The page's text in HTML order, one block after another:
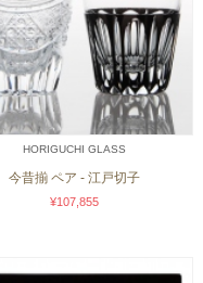
HORIGUCHI GLASS
今昔揃 ペア - 江戸切子
¥107,855